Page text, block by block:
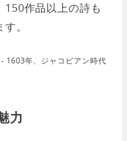
作品以上の詩も
。
1603年、ジャコビアン時代
力